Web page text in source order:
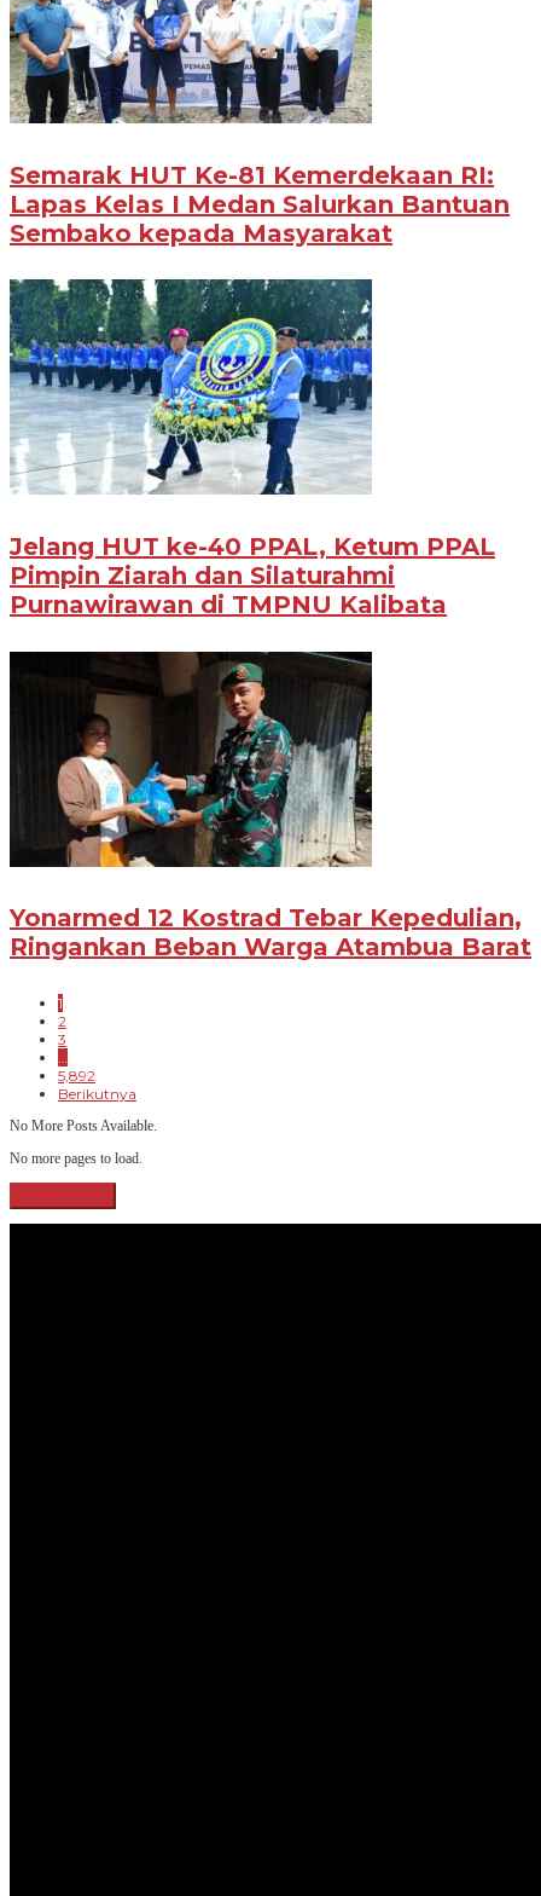
Semarak HUT Ke-81 Kemerdekaan RI:
Lapas Kelas I Medan Salurkan Bantuan
Sembako kepada Masyarakat
Jelang HUT ke-40 PPAL, Ketum PPAL
Pimpin Ziarah dan Silaturahmi
Purnawirawan di TMPNU Kalibata
Yonarmed 12 Kostrad Tebar Kepedulian,
Ringankan Beban Warga Atambua Barat
1
2
3
5,892
Berikutnya
No More Posts Available.
No more pages to load.